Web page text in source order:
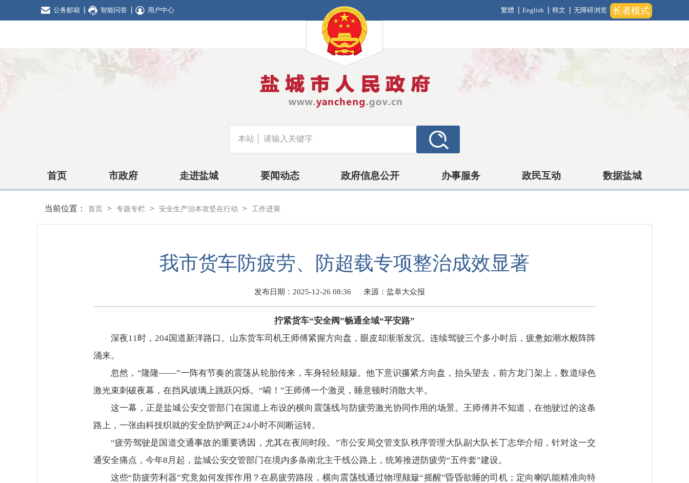
长者模式
公务邮箱 智能问答 用户中心 繁體 English 韩文 无障碍浏览
本站
首页 市政府 走进盐城 要闻动态 政府信息公开 办事服务 政民互动 数据盐城
当前位置： 首页 > 专题专栏 > 安全生产治本攻坚在行动 > 工作进展
我市货车防疲劳、防超载专项整治成效显著
发布日期：2025-12-26 08:36 来源：盐阜大众报
拧紧货车“安全阀”畅通全域“平安路”
深夜11时，204国道新洋路口。山东货车司机王师傅紧握方向盘，眼皮却渐渐发沉。连续驾驶三个多小时后，疲惫如潮水般阵阵
涌来。
忽然，“隆隆——”一阵有节奏的震荡从轮胎传来，车身轻轻颠簸。他下意识攥紧方向盘，抬头望去，前方龙门架上，数道绿色
激光束刺破夜幕，在挡风玻璃上跳跃闪烁。“嗬！”王师傅一个激灵，睡意顿时消散大半。
这一幕，正是盐城公安交管部门在国道上布设的横向震荡线与防疲劳激光协同作用的场景。王师傅并不知道，在他驶过的这条
路上，一张由科技织就的安全防护网正24小时不间断运转。
“疲劳驾驶是国道交通事故的重要诱因，尤其在夜间时段。”市公安局交管支队秩序管理大队副大队长丁志华介绍，针对这一交
通安全痛点，今年8月起，盐城公安交管部门在境内多条南北主干线公路上，统筹推进防疲劳“五件套”建设。
这些“防疲劳利器”究竟如何发挥作用？在易疲劳路段，横向震荡线通过物理颠簸“摇醒”昏昏欲睡的司机；定向喇叭能精准向特